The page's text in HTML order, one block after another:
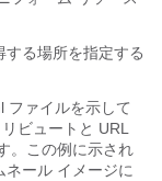
る場所を指定する
ファイルを示して
ビュートと URL
。この例に示され
ール イメージに